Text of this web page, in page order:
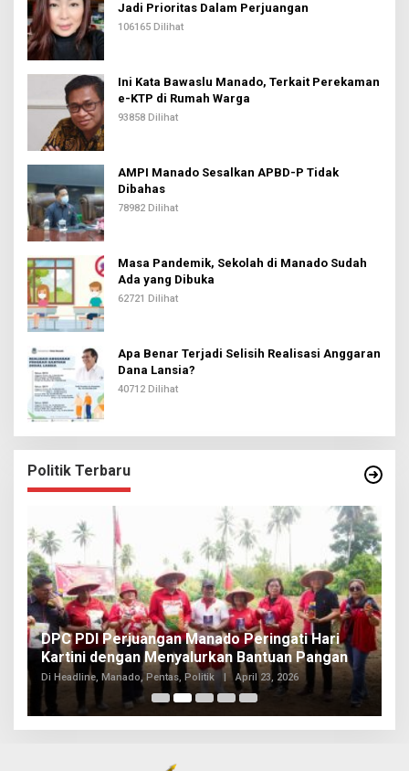
Jadi Prioritas Dalam Perjuangan
106165 Dilihat
Ini Kata Bawaslu Manado, Terkait Perekaman
e-KTP di Rumah Warga
93858 Dilihat
AMPI Manado Sesalkan APBD-P Tidak
Dibahas
78982 Dilihat
Masa Pandemik, Sekolah di Manado Sudah
Ada yang Dibuka
62721 Dilihat
Apa Benar Terjadi Selisih Realisasi Anggaran
Dana Lansia?
40712 Dilihat
Politik Terbaru
DPC PDI Perjuangan Manado Peringati Hari
Kartini dengan Menyalurkan Bantuan Pangan
Di Headline, Manado, Pentas, Politik April 23, 2026